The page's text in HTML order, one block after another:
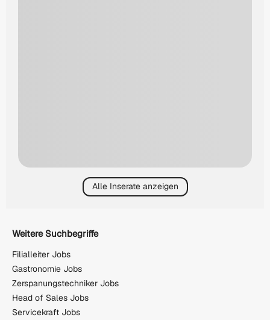
Alle Inserate anzeigen
Weitere Suchbegriffe
Filialleiter Jobs
Gastronomie Jobs
Zerspanungstechniker Jobs
Head of Sales Jobs
Servicekraft Jobs